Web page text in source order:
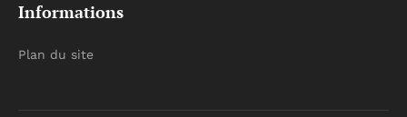
Informations
Plan du site